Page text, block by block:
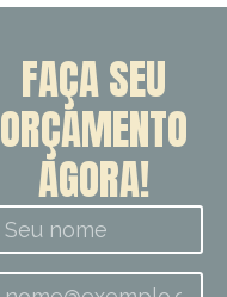
FAÇA SEU
ORÇAMENTO
AGORA!